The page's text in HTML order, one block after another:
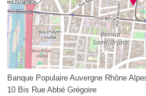
Banque Populaire Auvergne Rhône
10 Bis Rue Abbé Grégoire